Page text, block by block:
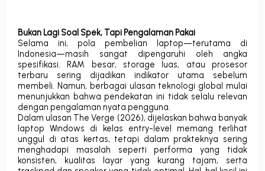
Bukan Lagi Soal Spek, Tapi Pengalaman Pakai
Selama ini, pola pembelian laptop—terutama di
Indonesia—masih sangat dipengaruhi oleh angka
spesifikasi. RAM besar, storage luas, atau prosesor
terbaru sering dijadikan indikator utama sebelum
membeli. Namun, berbagai ulasan teknologi global mulai
menunjukkan bahwa pendekatan ini tidak selalu relevan
dengan pengalaman nyata pengguna.
Dalam ulasan The Verge (2026), dijelaskan bahwa banyak
laptop Windows di kelas entry-level memang terlihat
unggul di atas kertas, tetapi dalam prakteknya sering
menghadapi masalah seperti performa yang tidak
konsisten, kualitas layar yang kurang tajam, serta